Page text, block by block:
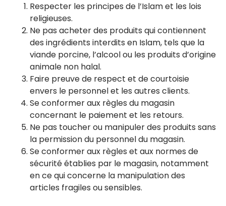
Respecter les principes de l’Islam et les lois
religieuses.
Ne pas acheter des produits qui contiennent
des ingrédients interdits en Islam, tels que la
viande porcine, l’alcool ou les produits d’origine
animale non halal.
Faire preuve de respect et de courtoisie
envers le personnel et les autres clients.
Se conformer aux règles du magasin
concernant le paiement et les retours.
Ne pas toucher ou manipuler des produits sans
la permission du personnel du magasin.
Se conformer aux règles et aux normes de
sécurité établies par le magasin, notamment
en ce qui concerne la manipulation des
articles fragiles ou sensibles.